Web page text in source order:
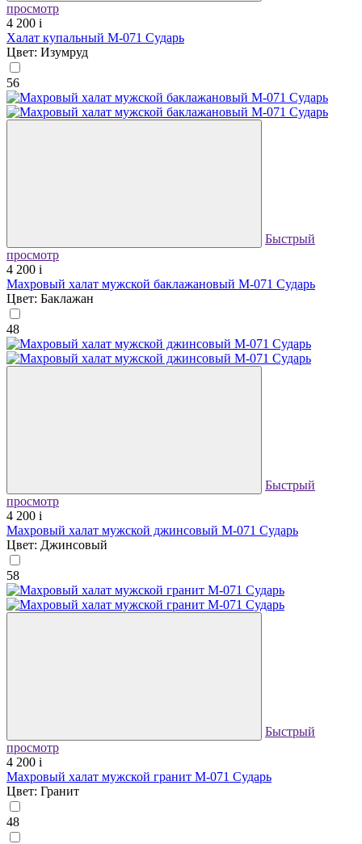
просмотр
4 200 i
Халат купальный М-071 Сударь
Цвет: Изумруд
56
Быстрый
просмотр
4 200 i
Махровый халат мужской баклажановый М-071 Сударь
Цвет: Баклажан
48
Быстрый
просмотр
4 200 i
Махровый халат мужской джинсовый М-071 Сударь
Цвет: Джинсовый
58
Быстрый
просмотр
4 200 i
Махровый халат мужской гранит М-071 Сударь
Цвет: Гранит
48